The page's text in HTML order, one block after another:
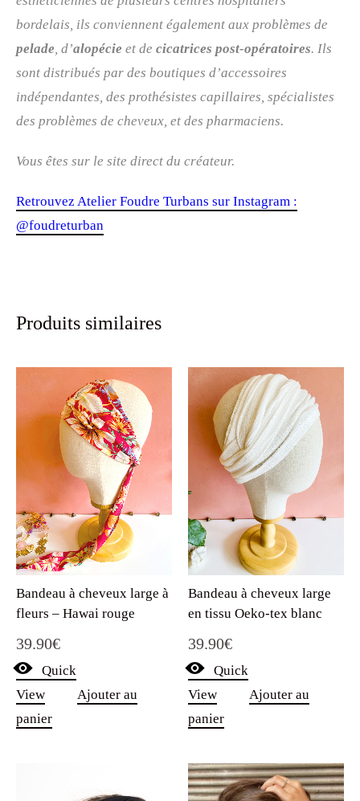
bordelais, ils conviennent également aux problèmes de
pelade, d’alopécie et de cicatrices post-opératoires. Ils
sont distribués par des boutiques d’accessoires
indépendantes, des prothésistes capillaires, spécialistes
des problèmes de cheveux, et des pharmaciens.
Vous êtes sur le site direct du créateur.
Retrouvez Atelier Foudre Turbans sur Instagram :
@foudreturban
Produits similaires
Bandeau à cheveux large à
fleurs – Hawai rouge
39.90€
Quick
View
Ajouter au
panier
Bandeau à cheveux large
en tissu Oeko-tex blanc
39.90€
Quick
View
Ajouter au
panier